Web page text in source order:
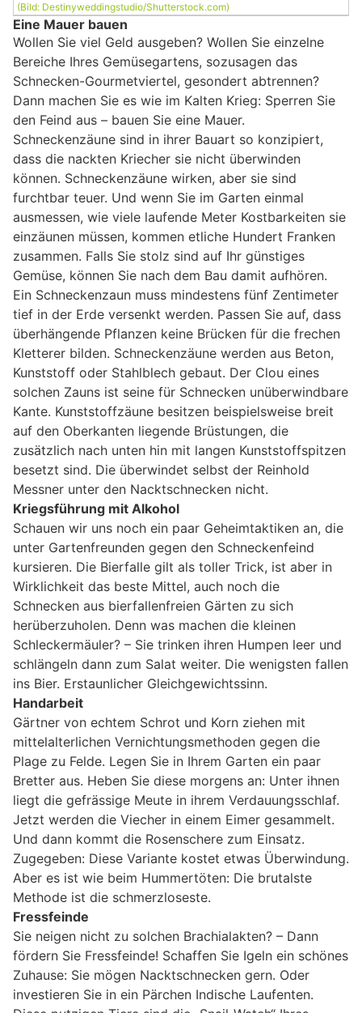
(Bild: Destinyweddingstudio/Shutterstock.com)
Eine Mauer bauen
Wollen Sie viel Geld ausgeben? Wollen Sie einzelne
Bereiche Ihres Gemüsegartens, sozusagen das
Schnecken-Gourmetviertel, gesondert abtrennen?
Dann machen Sie es wie im Kalten Krieg: Sperren Sie
den Feind aus – bauen Sie eine Mauer.
Schneckenzäune sind in ihrer Bauart so konzipiert,
dass die nackten Kriecher sie nicht überwinden
können. Schneckenzäune wirken, aber sie sind
furchtbar teuer. Und wenn Sie im Garten einmal
ausmessen, wie viele laufende Meter Kostbarkeiten sie
einzäunen müssen, kommen etliche Hundert Franken
zusammen. Falls Sie stolz sind auf Ihr günstiges
Gemüse, können Sie nach dem Bau damit aufhören.
Ein Schneckenzaun muss mindestens fünf Zentimeter
tief in der Erde versenkt werden. Passen Sie auf, dass
überhängende Pflanzen keine Brücken für die frechen
Kletterer bilden. Schneckenzäune werden aus Beton,
Kunststoff oder Stahlblech gebaut. Der Clou eines
solchen Zauns ist seine für Schnecken unüberwindbare
Kante. Kunststoffzäune besitzen beispielsweise breit
auf den Oberkanten liegende Brüstungen, die
zusätzlich nach unten hin mit langen Kunststoffspitzen
besetzt sind. Die überwindet selbst der Reinhold
Messner unter den Nacktschnecken nicht.
Kriegsführung mit Alkohol
Schauen wir uns noch ein paar Geheimtaktiken an, die
unter Gartenfreunden gegen den Schneckenfeind
kursieren. Die Bierfalle gilt als toller Trick, ist aber in
Wirklichkeit das beste Mittel, auch noch die
Schnecken aus bierfallenfreien Gärten zu sich
herüberzuholen. Denn was machen die kleinen
Schleckermäuler? – Sie trinken ihren Humpen leer und
schlängeln dann zum Salat weiter. Die wenigsten fallen
ins Bier. Erstaunlicher Gleichgewichtssinn.
Handarbeit
Gärtner von echtem Schrot und Korn ziehen mit
mittelalterlichen Vernichtungsmethoden gegen die
Plage zu Felde. Legen Sie in Ihrem Garten ein paar
Bretter aus. Heben Sie diese morgens an: Unter ihnen
liegt die gefrässige Meute in ihrem Verdauungsschlaf.
Jetzt werden die Viecher in einem Eimer gesammelt.
Und dann kommt die Rosenschere zum Einsatz.
Zugegeben: Diese Variante kostet etwas Überwindung.
Aber es ist wie beim Hummertöten: Die brutalste
Methode ist die schmerzloseste.
Fressfeinde
Sie neigen nicht zu solchen Brachialakten? – Dann
fördern Sie Fressfeinde! Schaffen Sie Igeln ein schönes
Zuhause: Sie mögen Nacktschnecken gern. Oder
investieren Sie in ein Pärchen Indische Laufenten.